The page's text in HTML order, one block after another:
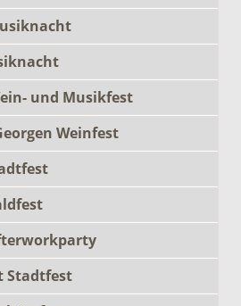
und Musikfest
Weinfest
Stadtfest